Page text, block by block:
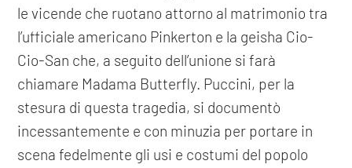
le vicende che ruotano attorno al matrimonio tra
l’ufficiale americano Pinkerton e la geisha Cio-
Cio-San che, a seguito dell’unione si farà
chiamare Madama Butterfly. Puccini, per la
stesura di questa tragedia, si documentò
incessantemente e con minuzia per portare in
scena fedelmente gli usi e costumi del popolo